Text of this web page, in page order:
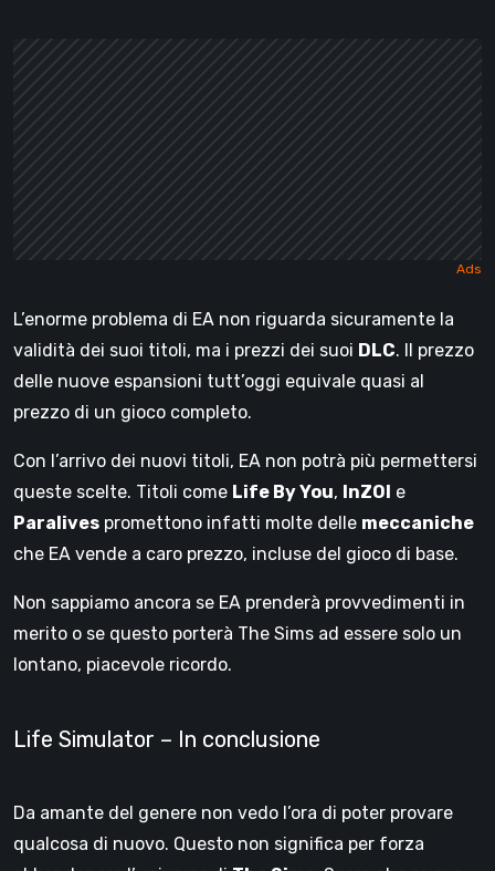
L’enorme problema di EA non riguarda sicuramente la
validità dei suoi titoli, ma i prezzi dei suoi DLC. Il prezzo
delle nuove espansioni tutt’oggi equivale quasi al
prezzo di un gioco completo.
Con l’arrivo dei nuovi titoli, EA non potrà più permettersi
queste scelte. Titoli come Life By You, InZOI e
Paralives promettono infatti molte delle meccaniche
che EA vende a caro prezzo, incluse del gioco di base.
Non sappiamo ancora se EA prenderà provvedimenti in
merito o se questo porterà The Sims ad essere solo un
lontano, piacevole ricordo.
Life Simulator – In conclusione
Da amante del genere non vedo l’ora di poter provare
qualcosa di nuovo. Questo non significa per forza